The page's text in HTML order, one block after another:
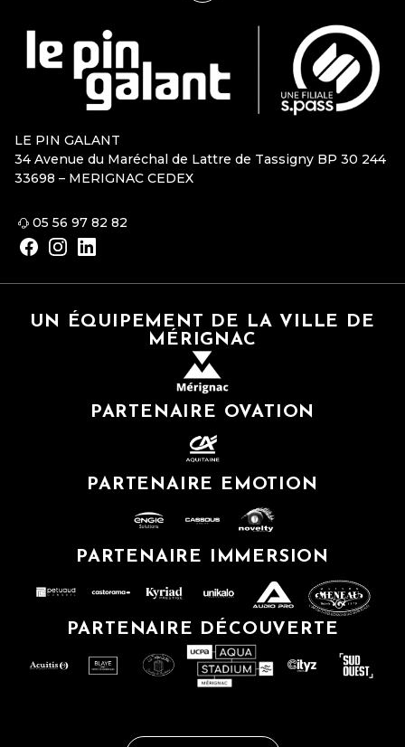
LE PIN GALANT
34 Avenue du Maréchal de Lattre de Tassigny BP 30 244
33698 – MERIGNAC CEDEX
05 56 97 82 82
UN ÉQUIPEMENT DE LA VILLE DE
MÉRIGNAC
PARTENAIRE OVATION
PARTENAIRE EMOTION
PARTENAIRE IMMERSION
PARTENAIRE DÉCOUVERTE